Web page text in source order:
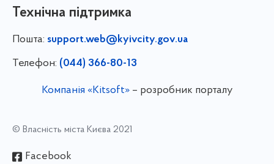
Технічна підтримка
Пошта: support.web@kyivcity.gov.ua
Телефон: (044) 366-80-13
Компанія «Kitsoft»– розробник порталу
© Власність міста Києва 2021
Facebook